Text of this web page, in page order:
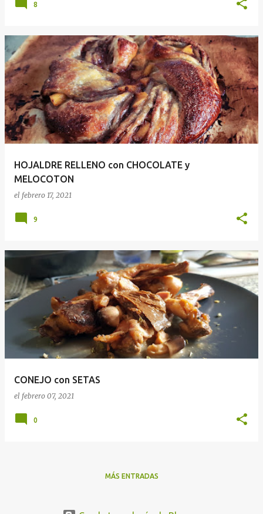
8
HOJALDRE RELLENO con CHOCOLATE y
MELOCOTON
el febrero 17, 2021
9
CONEJO con SETAS
el febrero 07, 2021
0
MÁS ENTRADAS